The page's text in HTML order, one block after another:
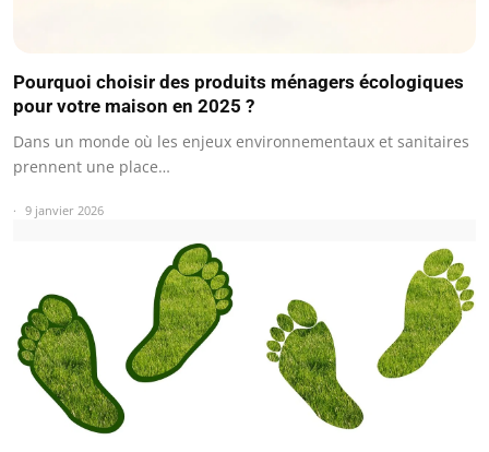
Pourquoi choisir des produits ménagers écologiques
pour votre maison en 2025 ?
Dans un monde où les enjeux environnementaux et sanitaires
prennent une place…
9 janvier 2026